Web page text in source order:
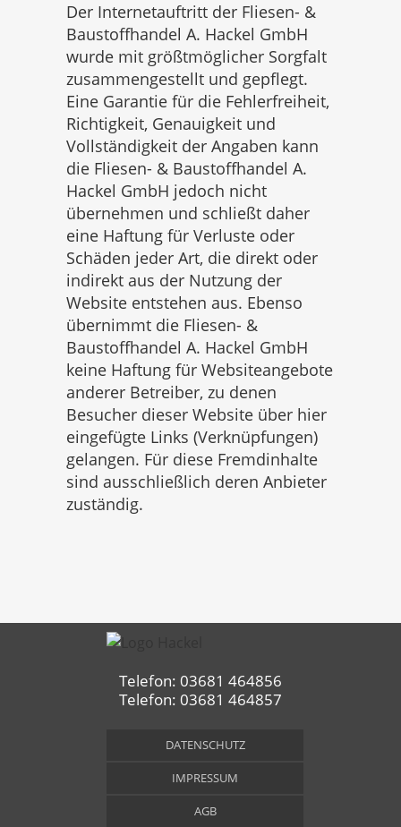
Der Internetauftritt der Fliesen- &
Baustoffhandel A. Hackel GmbH
wurde mit größtmöglicher Sorgfalt
zusammengestellt und gepflegt.
Eine Garantie für die Fehlerfreiheit,
Richtigkeit, Genauigkeit und
Vollständigkeit der Angaben kann
die Fliesen- & Baustoffhandel A.
Hackel GmbH jedoch nicht
übernehmen und schließt daher
eine Haftung für Verluste oder
Schäden jeder Art, die direkt oder
indirekt aus der Nutzung der
Website entstehen aus. Ebenso
übernimmt die Fliesen- &
Baustoffhandel A. Hackel GmbH
keine Haftung für Websiteangebote
anderer Betreiber, zu denen
Besucher dieser Website über hier
eingefügte Links (Verknüpfungen)
gelangen. Für diese Fremdinhalte
sind ausschließlich deren Anbieter
zuständig.
Telefon: 03681 464856
Telefon: 03681 464857
DATENSCHUTZ
IMPRESSUM
AGB